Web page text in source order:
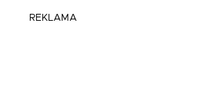
REKLAMA